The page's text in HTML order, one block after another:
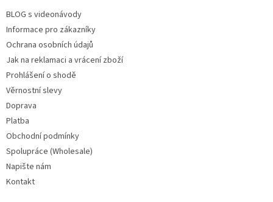
BLOG s videonávody
Informace pro zákazníky
Ochrana osobních údajů
Jak na reklamaci a vrácení zboží
Prohlášení o shodě
Věrnostní slevy
Doprava
Platba
Obchodní podmínky
Spolupráce (Wholesale)
Napište nám
Kontakt